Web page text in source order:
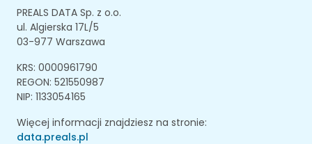
PREALS DATA Sp. z o.o.
ul. Algierska 17L/5
03-977 Warszawa
KRS: 0000961790
REGON: 521550987
NIP: 1133054165
Więcej informacji znajdziesz na stronie:
data.preals.pl